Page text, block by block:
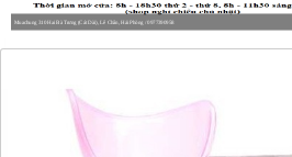
Muachung 310 Hai Bà Trưng (Cát Dài), Lê Chân, Hải Phòng / 0977390958